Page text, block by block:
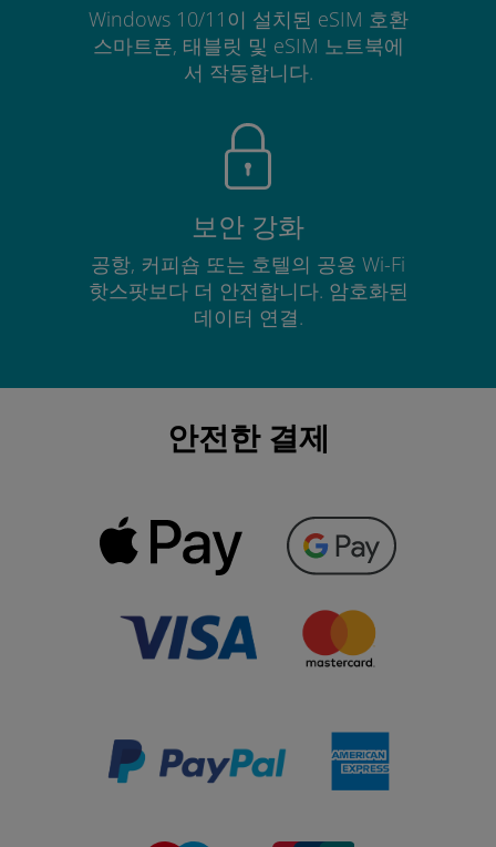
Windows 10/11이 설치된 eSIM 호환
스마트폰, 태블릿 및 eSIM 노트북에
서 작동합니다.
보안 강화
공항, 커피숍 또는 호텔의 공용 Wi-Fi
핫스팟보다 더 안전합니다. 암호화된
데이터 연결.
안전한 결제